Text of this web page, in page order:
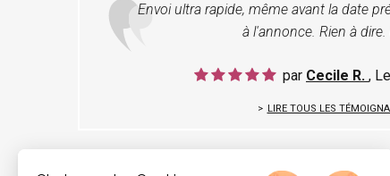
Envoi ultra rapide, même avant la date
à l'annonce. Rien à
par Cecile R. ,
LIRE TOUS LES